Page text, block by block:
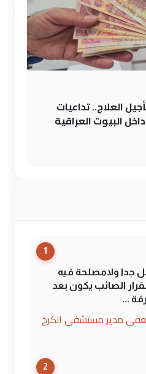
العلاج.. تداعيات
البيوت العراقية
1
جدا ولامصلحة فيه
الصائب يكون بعد
...
مدير مستشفى الكرخ
2